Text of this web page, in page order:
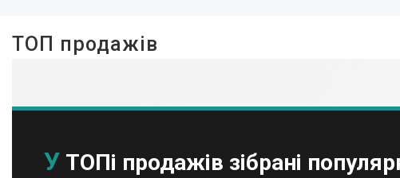
Електроножівки
Бензопили і електропили
ТОП продажів
У ТОПі продажів зібрані